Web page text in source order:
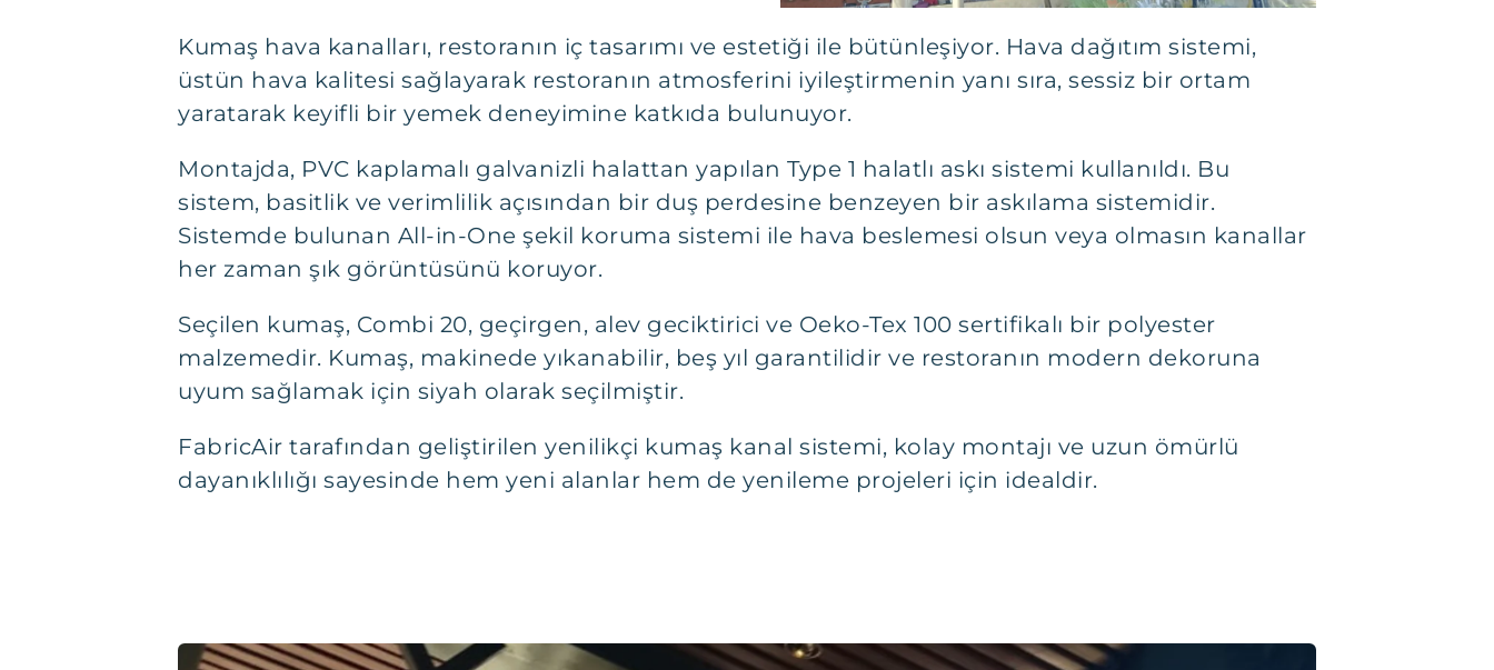
Kumaş hava kanalları, restoranın iç tasarımı ve estetiği ile bütünleşiyor. Hava dağıtım sistemi,
üstün hava kalitesi sağlayarak restoranın atmosferini iyileştirmenin yanı sıra, sessiz bir ortam
yaratarak keyifli bir yemek deneyimine katkıda bulunuyor.
Montajda, PVC kaplamalı galvanizli halattan yapılan Type 1 halatlı askı sistemi kullanıldı. Bu
sistem, basitlik ve verimlilik açısından bir duş perdesine benzeyen bir askılama sistemidir.
Sistemde bulunan All-in-One şekil koruma sistemi ile hava beslemesi olsun veya olmasın kanallar
her zaman şık görüntüsünü koruyor.
Seçilen kumaş, Combi 20, geçirgen, alev geciktirici ve Oeko-Tex 100 sertifikalı bir polyester
malzemedir. Kumaş, makinede yıkanabilir, beş yıl garantilidir ve restoranın modern dekoruna
uyum sağlamak için siyah olarak seçilmiştir.
FabricAir tarafından geliştirilen yenilikçi kumaş kanal sistemi, kolay montajı ve uzun ömürlü
dayanıklılığı sayesinde hem yeni alanlar hem de yenileme projeleri için idealdir.